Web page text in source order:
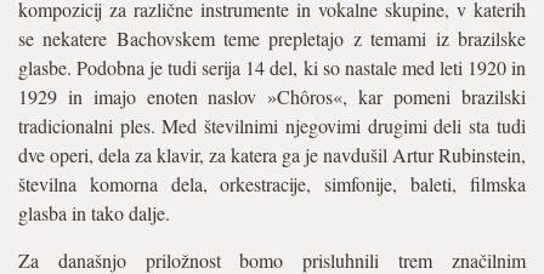
kompozicij za različne instrumente in vokalne skupine, v katerih
se nekatere Bachovskem teme prepletajo z temami iz brazilske
glasbe. Podobna je tudi serija 14 del, ki so nastale med leti 1920 in
1929 in imajo enoten naslov »Chôros«, kar pomeni brazilski
tradicionalni ples. Med številnimi njegovimi drugimi deli sta tudi
dve operi, dela za klavir, za katera ga je navdušil Artur Rubinstein,
številna komorna dela, orkestracije, simfonije, baleti, filmska
glasba in tako dalje.
Za današnjo priložnost bomo prisluhnili trem značilnim